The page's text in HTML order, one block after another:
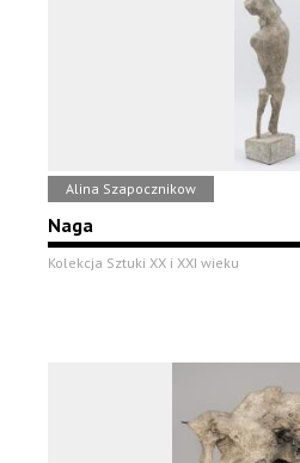
Alina Szapocznikow
Naga
Kolekcja Sztuki XX i XXI wieku